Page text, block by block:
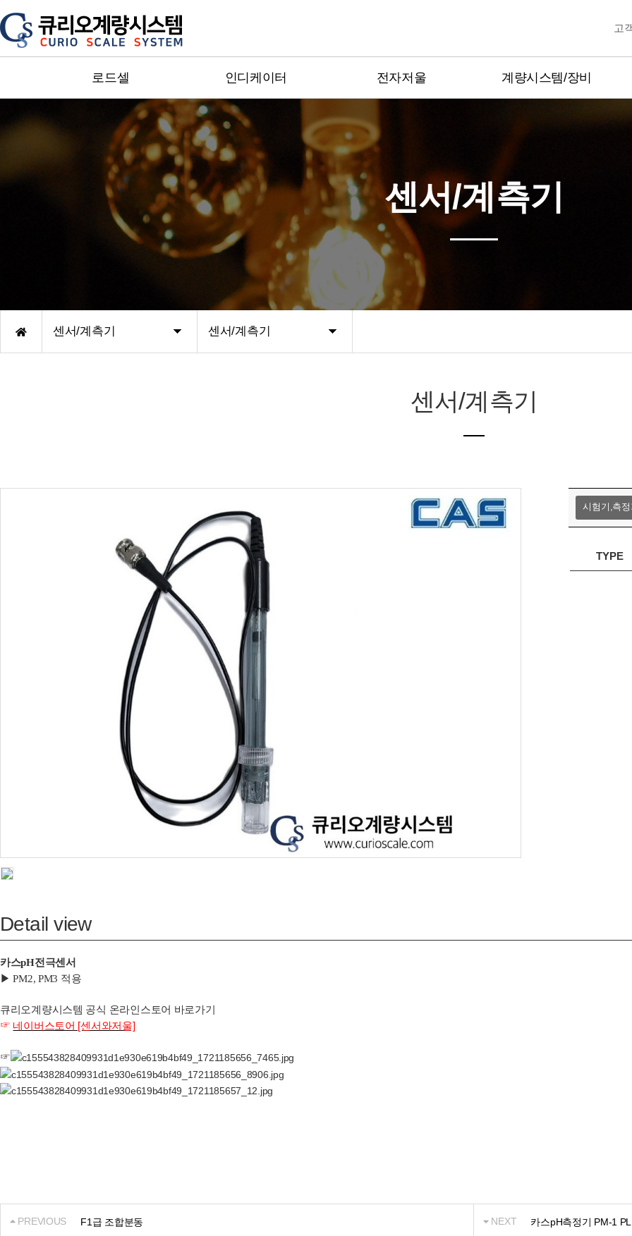
고
로드셀
Bending ＆ Shear beam
Canister＆Pan Cake
Torque sensor
인디케이터
단순지시형
제어형
소형인디케이터
방폭인디케이터
Special인디케이터
트랜스미터증폭기
주변기기
카스인디케이터
세화인디케이터
화인인디케이터
전자저울
Balance정밀저울
플랫폼저울
축중기
매달림저울
운반용저울
방폭저울
방수형저울
유통형저울
계량시스템/장비
방폭계량제품
양중기과부하방지장치
센서/계측기 센서/계측기
센서/계측기
센서/계측기
시험기,측정
TYPE
Detail view
카스pH전극센서
▶ PM2, PM3 적용
큐리오계량시스템 공식 온라인스토어 바로가기
☞ 네이버스토어 [센서와저울]
☞
PREVIOUS F1급 조합분동 NEXT 카스pH측정기 PM-1